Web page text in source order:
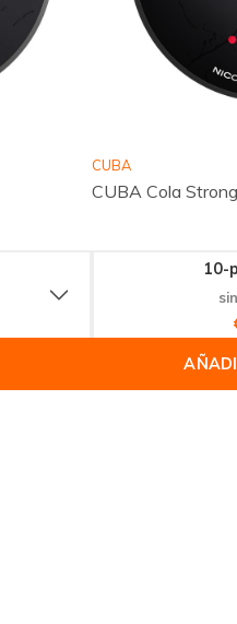
CUBA
CUBA Cola Strong
10-